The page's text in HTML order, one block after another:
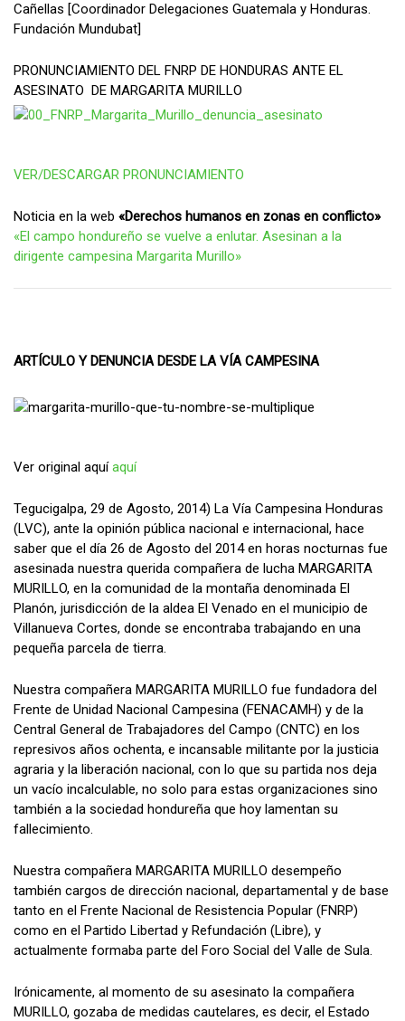
Cañellas [Coordinador Delegaciones Guatemala y Honduras.
Fundación Mundubat]
PRONUNCIAMIENTO DEL FNRP DE HONDURAS ANTE EL
ASESINATO DE MARGARITA MURILLO
VER/DESCARGAR PRONUNCIAMIENTO
Noticia en la web «Derechos humanos en zonas en conflicto»
«El campo hondureño se vuelve a enlutar. Asesinan a la
dirigente campesina Margarita Murillo»
ARTÍCULO Y DENUNCIA DESDE LA VÍA CAMPESINA
Ver original aquíaquí
Tegucigalpa, 29 de Agosto, 2014) La Vía Campesina Honduras
(LVC), ante la opinión pública nacional e internacional, hace
saber que el día 26 de Agosto del 2014 en horas nocturnas fue
asesinada nuestra querida compañera de lucha MARGARITA
MURILLO, en la comunidad de la montaña denominada El
Planón, jurisdicción de la aldea El Venado en el municipio de
Villanueva Cortes, donde se encontraba trabajando en una
pequeña parcela de tierra.
Nuestra compañera MARGARITA MURILLO fue fundadora del
Frente de Unidad Nacional Campesina (FENACAMH) y de la
Central General de Trabajadores del Campo (CNTC) en los
represivos años ochenta, e incansable militante por la justicia
agraria y la liberación nacional, con lo que su partida nos deja
un vacío incalculable, no solo para estas organizaciones sino
también a la sociedad hondureña que hoy lamentan su
fallecimiento.
Nuestra compañera MARGARITA MURILLO desempeño
también cargos de dirección nacional, departamental y de base
tanto en el Frente Nacional de Resistencia Popular (FNRP)
como en el Partido Libertad y Refundación (Libre), y
actualmente formaba parte del Foro Social del Valle de Sula.
Irónicamente, al momento de su asesinato la compañera
MURILLO, gozaba de medidas cautelares, es decir, el Estado